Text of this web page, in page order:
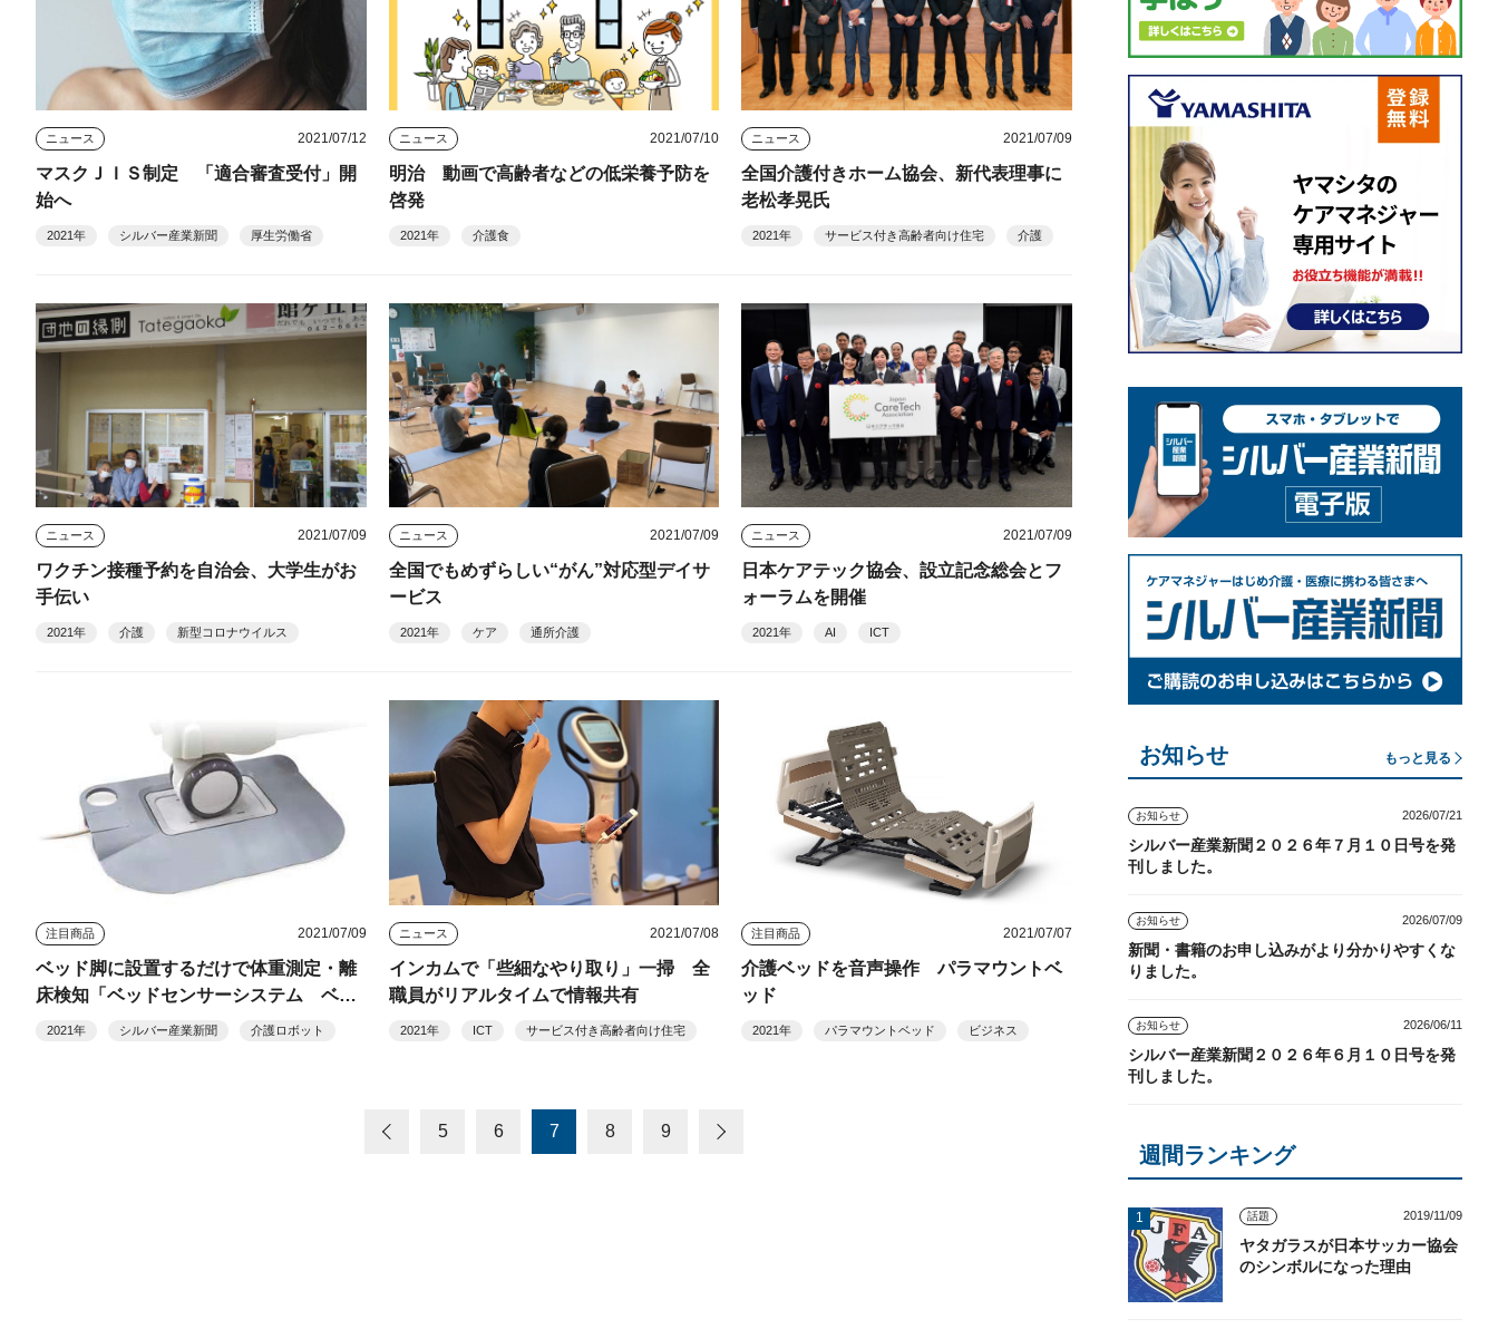
ニュース 2021/07/12
マスクＪＩＳ制定 「適合審査受付」開
始へ
2021年 シルバー産業新聞 厚生労働省
ニュース 2021/07/10
明治 動画で高齢者などの低栄養予防を
啓発
2021年 介護食
ニュース 2021/07/09
全国介護付きホーム協会、新代表理事に
老松孝晃氏
2021年 サービス付き高齢者向け住宅 介護
ニュース 2021/07/09
ワクチン接種予約を自治会、大学生がお
手伝い
2021年 介護 新型コロナウイルス
ニュース 2021/07/09
全国でもめずらしい“がん”対応型デイサ
ービス
2021年 ケア 通所介護
ニュース 2021/07/09
日本ケアテック協会、設立記念総会とフ
ォーラムを開催
2021年 AI ICT
注目商品 2021/07/09
ベッド脚に設置するだけで体重測定・離
床検知「ベッドセンサーシステム ベー
シック」
2021年 シルバー産業新聞 介護ロボット
ニュース 2021/07/08
インカムで「些細なやり取り」一掃 全
職員がリアルタイムで情報共有
2021年 ICT サービス付き高齢者向け住宅
注目商品 2021/07/07
介護ベッドを音声操作 パラマウントベ
ッド
2021年 パラマウントベッド ビジネス
5 6 7 8 9
お知らせ もっと見る
お知らせ 2026/07/21
シルバー産業新聞２０２６年７月１０日号を発
刊しました。
お知らせ 2026/07/09
新聞・書籍のお申し込みがより分かりやすくな
りました。
お知らせ 2026/06/11
シルバー産業新聞２０２６年６月１０日号を発
刊しました。
週間ランキング
話題 2019/11/09
ヤタガラスが日本サッカー協会
のシンボルになった理由